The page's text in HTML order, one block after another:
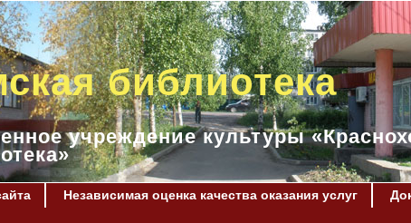
библиотека
учреждение культуры
Независимая оценка качества оказания услуг